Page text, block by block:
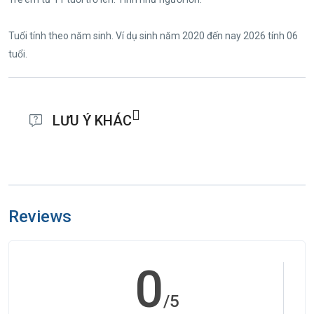
Tuổi tính theo năm sinh. Ví dụ sinh năm 2020 đến nay 2026 tính 06
tuổi.
LƯU Ý KHÁC
Khách dưới 14 tuổi bắt buộc mang theo Giấy khai sanh bản chính
Đặc biệt, khách trên 14 tuổi nhưng chưa có thẻ căn cước công dân
thì sẽ làm giấy xác nhận nhân thân có chứng nhận của Uỷ Ban
Reviews
0/5